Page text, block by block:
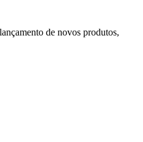
de novos produtos,